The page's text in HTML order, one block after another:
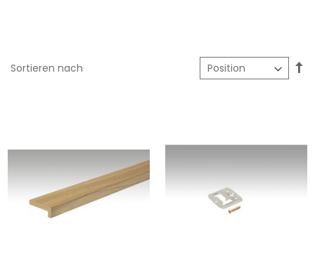
Sortieren nach